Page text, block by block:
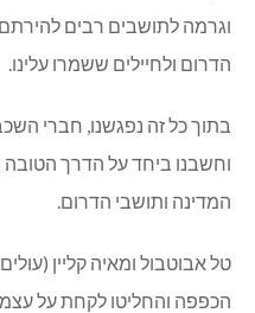
וגרמה לתושבים רבים
הדרום ולחיילים ששמרו עלינו.
בתוך כל זה נפגשנו, חברי
וחשבנו ביחד על הדרך הטובה
המדינה ותושבי הדרום.
טל אבוטבול ומאיה קליין
הכפפה והחליטו לקחת על